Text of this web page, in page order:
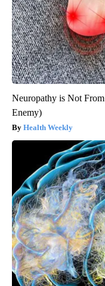
Neuropathy is Not
Enemy)
Health Weekly